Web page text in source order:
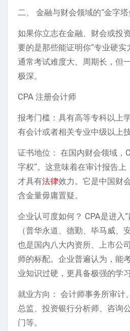
二、 金融与财会领域的“金字
如果你立志在金融、财会或投
要的是那些能证明你“专业硬实
通常考试难度大、周期长，但
极深。
CPA 注册会计师
报考门槛：具有高等专科以上
有会计或者相关专业中级以上技
证书地位： 在国内财会领域，
字权”。这意味着在审计报告上
才具有法律效力。它是中国财
含金量毋庸置疑。
企业认可度如何？ CPA是进入
（普华永道、德勤、毕马威、
也是国内八大内资所、上市公
师的标配。企业普遍认为，能
业知识过硬，更具备极强的学
就业方向： 会计师事务所审计
总监、投资银行分析师、咨询
门等。